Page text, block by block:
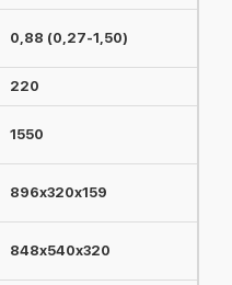
0,88 (0,27-1,50)
220
1550
896х320х159
848х540х320